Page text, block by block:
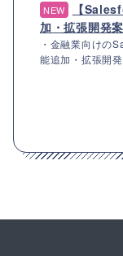
NEW
【
加・拡張開発
・金融業向けの
能追加・拡張開